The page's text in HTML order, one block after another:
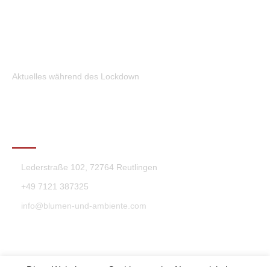
Aktuelles während des Lockdown
Lederstraße 102, 72764 Reutlingen
+49 7121 387325
info@blumen-und-ambiente.com